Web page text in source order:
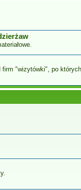
firm "wizytówki", po